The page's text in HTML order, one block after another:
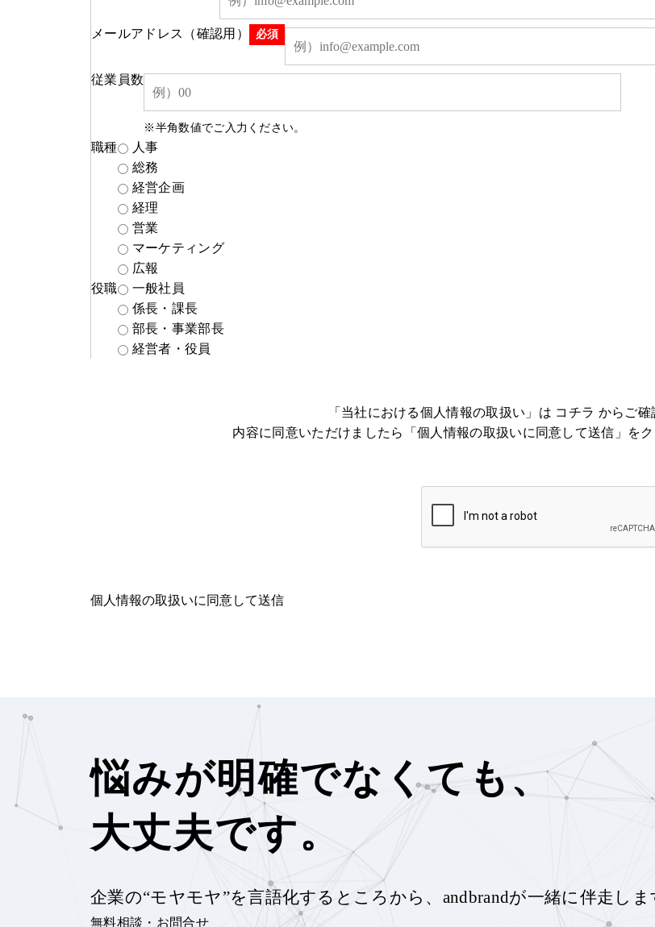
メールアドレス（確認用） 必須
従業員数
※半角数値でご入力ください。
職種
人事
総務
経営企画
経理
営業
マーケティング
広報
役職
一般社員
係長・課長
部長・事業部長
経営者・役員
「当社における個人情報の取扱い」は コチラ からご確
内容に同意いただけましたら「個人情報の取扱いに同意して送信」を
悩みが明確でなくても、
大丈夫です。
企業の“モヤモヤ”を言語化するところから、 andbrandが一緒に伴走しま
無料相談・お問合せ